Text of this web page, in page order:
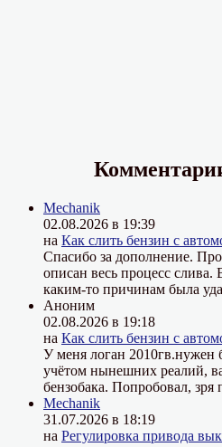
Mechanik
02.08.2026 в 19:39
на Как слить бензин с
Спасибо за дополнение.
описан весь процесс слива.
каким-то причинам была
Аноним
02.08.2026 в 19:18
на Как слить бензин с
У меня логан 2010гв.нужен
учётом нынешних реалий,
бензобака. Попробовал, зря
Mechanik
31.07.2026 в 18:19
на Регулировка привода